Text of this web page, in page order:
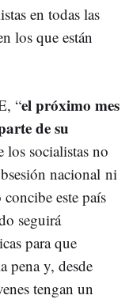
en todas las
los que están
“el próximo mes
de su
socialistas no
nacional ni
este país
seguirá
para que
pena y, desde
tengan un